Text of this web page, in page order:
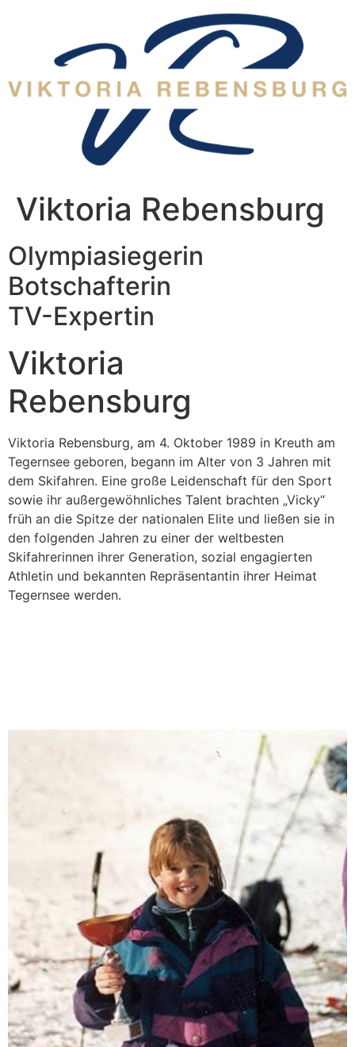
Viktoria Rebensburg
Olympiasiegerin
Botschafterin
TV-Expertin
Viktoria
Rebensburg
Viktoria Rebensburg, am 4. Oktober 1989 in Kreuth am
Tegernsee geboren, begann im Alter von 3 Jahren mit
dem Skifahren. Eine große Leidenschaft für den Sport
sowie ihr außergewöhnliches Talent brachten „Vicky“
früh an die Spitze der nationalen Elite und ließen sie in
den folgenden Jahren zu einer der weltbesten
Skifahrerinnen ihrer Generation, sozial engagierten
Athletin und bekannten Repräsentantin ihrer Heimat
Tegernsee werden.